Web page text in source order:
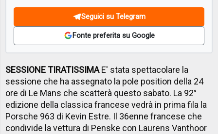
Seguici su Telegram
Fonte preferita su Google
SESSIONE TIRATISSIMAE' stata spettacolare la
sessione che ha assegnato la pole position della 24
ore di Le Mans che scatterà questo sabato. La 92°
edizione della classica francese vedrà in prima fila la
Porsche 963 di Kevin Estre. Il 36enne francese che
condivide la vettura di Penske con Laurens Vanthoor